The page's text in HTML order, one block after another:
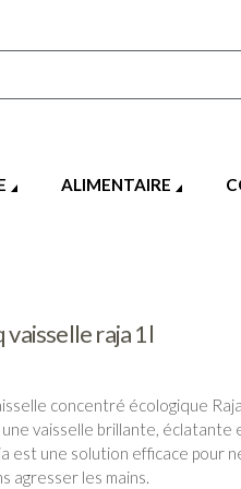
ALIMENTAIRE
vaisselle raja 1l
concentré écologique
vaisselle brillante, éclatante
est une solution efficace pour
agresser les mains.